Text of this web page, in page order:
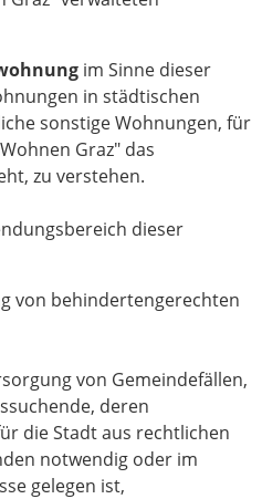
im Sinne dieser
in städtischen
sonstige Wohnungen, für
Graz" das
zu verstehen.
dieser
von behindertengerechten
von Gemeindefällen,
deren
die Stadt aus rechtlichen
notwendig oder im
gelegen ist,